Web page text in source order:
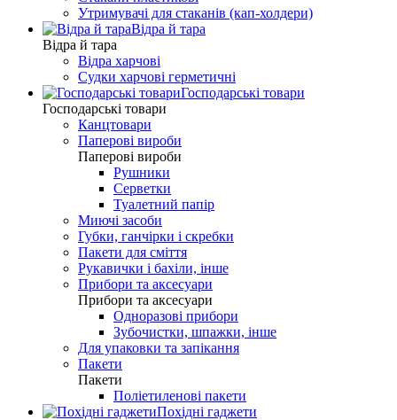
Утримувачі для стаканів (кап-холдери)
Відра й тара
Відра й тара
Відра харчові
Судки харчові герметичні
Господарські товари
Господарські товари
Канцтовари
Паперові вироби
Паперові вироби
Рушники
Серветки
Туалетний папір
Миючі засоби
Губки, ганчірки і скребки
Пакети для сміття
Рукавички і бахіли, інше
Прибори та аксесуари
Прибори та аксесуари
Одноразові прибори
Зубочистки, шпажки, інше
Для упаковки та запікання
Пакети
Пакети
Поліетиленові пакети
Похідні гаджети